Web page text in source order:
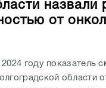
назвали
от
2024 году показатель
области